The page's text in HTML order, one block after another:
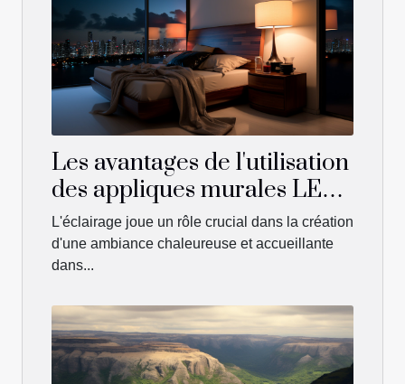
Les avantages de l'utilisation
des appliques murales LED
pour la décoration de
chambre
L'éclairage joue un rôle crucial dans la création
d'une ambiance chaleureuse et accueillante
dans...